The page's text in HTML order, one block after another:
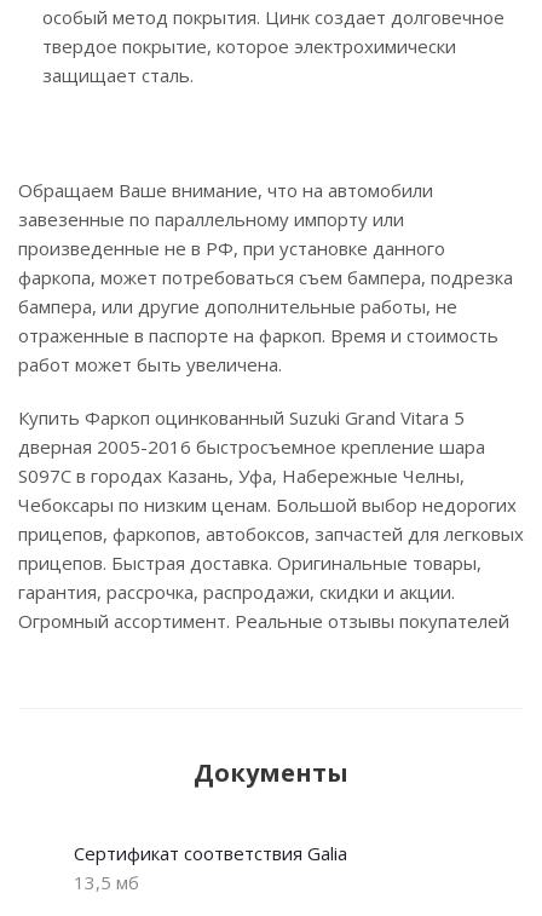
особый метод покрытия. Цинк создает долговечное
твердое покрытие, которое электрохимически
защищает сталь.
Обращаем Ваше внимание, что на автомобили
завезенные по параллельному импорту или
произведенные не в РФ, при установке данного
фаркопа, может потребоваться съем бампера, подрезка
бампера, или другие дополнительные работы, не
отраженные в паспорте на фаркоп. Время и стоимость
работ может быть увеличена.
Купить Фаркоп оцинкованный Suzuki Grand Vitara 5
дверная 2005-2016 быстросъемное крепление шара
S097C в городах Казань, Уфа, Набережные Челны,
Чебоксары по низким ценам. Большой выбор недорогих
прицепов, фаркопов, автобоксов, запчастей для легковых
прицепов. Быстрая доставка. Оригинальные товары,
гарантия, рассрочка, распродажи, скидки и акции.
Огромный ассортимент. Реальные отзывы покупателей
Документы
Сертификат соответствия Galia
13,5 мб